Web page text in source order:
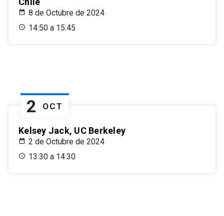
8 de Octubre de 2024
14:50 a 15:45
2 OCT
Kelsey Jack, UC Berkeley
2 de Octubre de 2024
13:30 a 14:30